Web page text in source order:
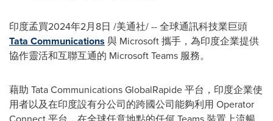
印度孟買2024年2月8日 /美通社/ -- 全球通訊科技業巨頭
Tata Communications 與 Microsoft 攜手，為印度企業提供
協作靈活和互聯互通的 Microsoft Teams 服務。
藉助 Tata Communications GlobalRapide 平台，印度企業使
用者以及在印度設有分公司的跨國公司能夠利用 Operator